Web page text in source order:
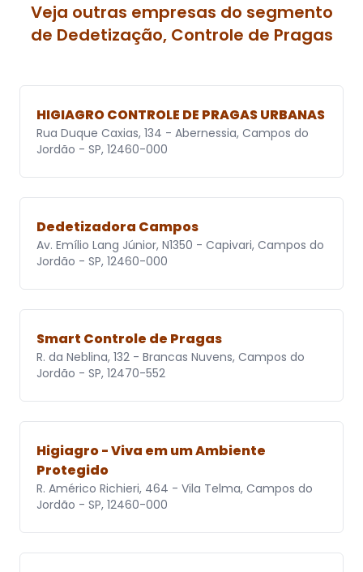
Veja outras empresas do segmento
de Dedetização, Controle de Pragas
HIGIAGRO CONTROLE DE PRAGAS URBANAS
Rua Duque Caxias, 134 - Abernessia, Campos do
Jordão - SP, 12460-000
Dedetizadora Campos
Av. Emílio Lang Júnior, N1350 - Capivari, Campos do
Jordão - SP, 12460-000
Smart Controle de Pragas
R. da Neblina, 132 - Brancas Nuvens, Campos do
Jordão - SP, 12470-552
Higiagro - Viva em um Ambiente
Protegido
R. Américo Richieri, 464 - Vila Telma, Campos do
Jordão - SP, 12460-000